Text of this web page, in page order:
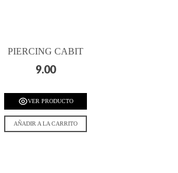
PIERCING CABIT
9.00
VER PRODUCTO
AÑADIR A LA CARRITO